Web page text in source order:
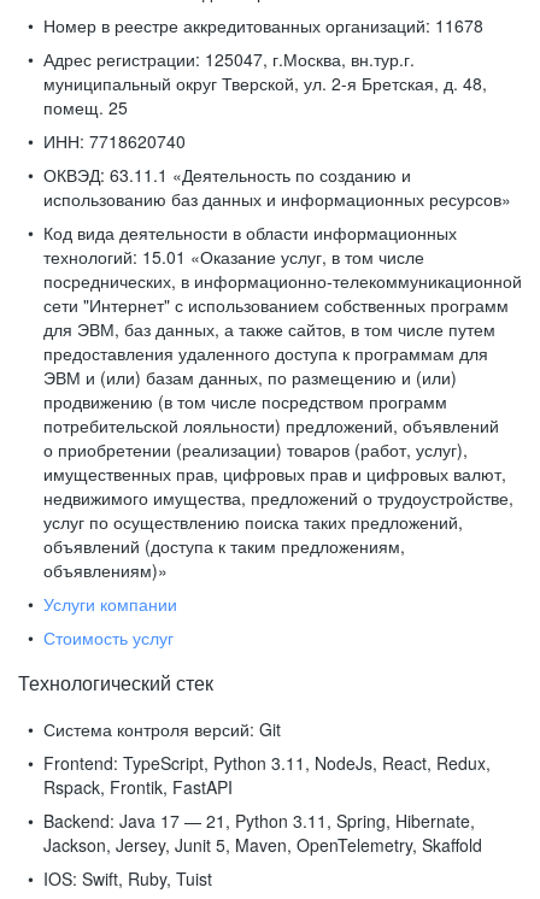
Номер в реестре аккредитованных организаций: 11678
Адрес регистрации: 125047, г.Москва, вн.тур.г.
муниципальный округ Тверской, ул. 2-я Бретская, д. 48,
помещ. 25
ИНН: 7718620740
ОКВЭД: 63.11.1 «Деятельность по созданию и
использованию баз данных и информационных ресурсов»
Код вида деятельности в области информационных
технологий: 15.01 «Оказание услуг, в том числе
посреднических, в информационно-телекоммуникационной
сети "Интернет" с использованием собственных программ
для ЭВМ, баз данных, а также сайтов, в том числе путем
предоставления удаленного доступа к программам для
ЭВМ и (или) базам данных, по размещению и (или)
продвижению (в том числе посредством программ
потребительской лояльности) предложений, объявлений
о приобретении (реализации) товаров (работ, услуг),
имущественных прав, цифровых прав и цифровых валют,
недвижимого имущества, предложений о трудоустройстве,
услуг по осуществлению поиска таких предложений,
объявлений (доступа к таким предложениям,
объявлениям)»
Услуги компании
Стоимость услуг
Технологический стек
Система контроля версий: Git
Frontend: TypeScript, Python 3.11, NodeJs, React, Redux,
Rspack, Frontik, FastAPI
Backend: Java 17 — 21, Python 3.11, Spring, Hibernate,
Jackson, Jersey, Junit 5, Maven, OpenTelemetry, Skaffold
IOS: Swift, Ruby, Tuist